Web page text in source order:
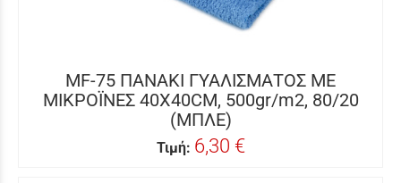
MF-75 ΠΑΝΑΚΙ ΓΥΑΛΙΣΜΑΤΟΣ ΜΕ
ΜΙΚΡΟΪΝΕΣ 40Χ40CM, 500gr/m2, 80/20
(ΜΠΛΕ)
Τιμή: 6,30 €